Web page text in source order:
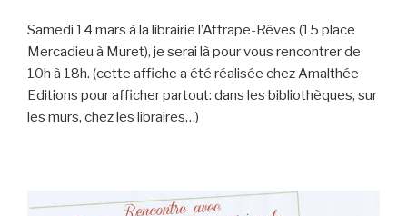
Samedi 14 mars à la librairie l’Attrape-Rêves (15 place
Mercadieu à Muret), je serai là pour vous rencontrer de
10h à 18h. (cette affiche a été réalisée chez Amalthée
Editions pour afficher partout: dans les bibliothèques, sur
les murs, chez les libraires…)